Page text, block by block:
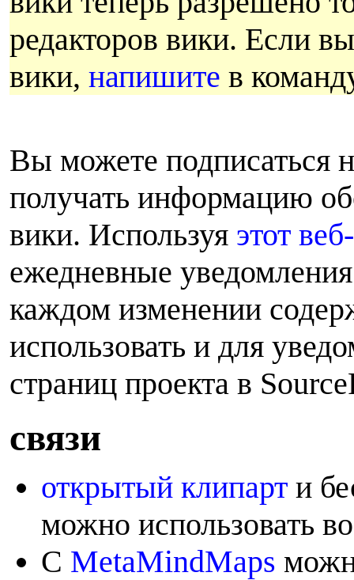
редакторов вики. Если
вики, напишите в
Вы можете подписаться
получать информацию
вики. Используя этот
ежедневные
каждом изменении
использовать и для
страниц проекта в
связи
открытый клипарт и
можно использовать
С MetaMindMaps